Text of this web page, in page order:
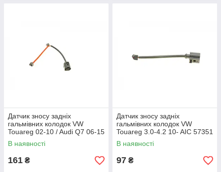
Датчик зносу задніх
гальмівних колодок VW
Touareg 02-10 / Audi Q7 06-15
AIC 53944
В наявності
161 ₴
Датчик зносу задніх
гальмівних колодок VW
Touareg 3.0-4.2 10- AIC 57351
В наявності
97 ₴